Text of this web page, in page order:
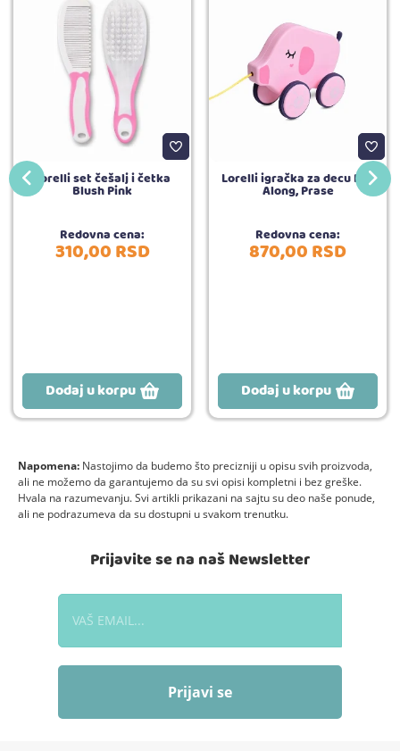
Lorelli set češalj i četka
Blush Pink
Redovna cena:
310,00RSD
Dodaj u korpu
Lorelli igračka za decu Pull
Along, Prase
Redovna cena:
870,00RSD
Dodaj u korpu
Napomena: Nastojimo da budemo što precizniji u opisu svih proizvoda,
ali ne možemo da garantujemo da su svi opisi kompletni i bez greške.
Hvala na razumevanju. Svi artikli prikazani na sajtu su deo naše ponude,
ali ne podrazumeva da su dostupni u svakom trenutku.
Prijavite se na naš Newsletter
Prijavi se